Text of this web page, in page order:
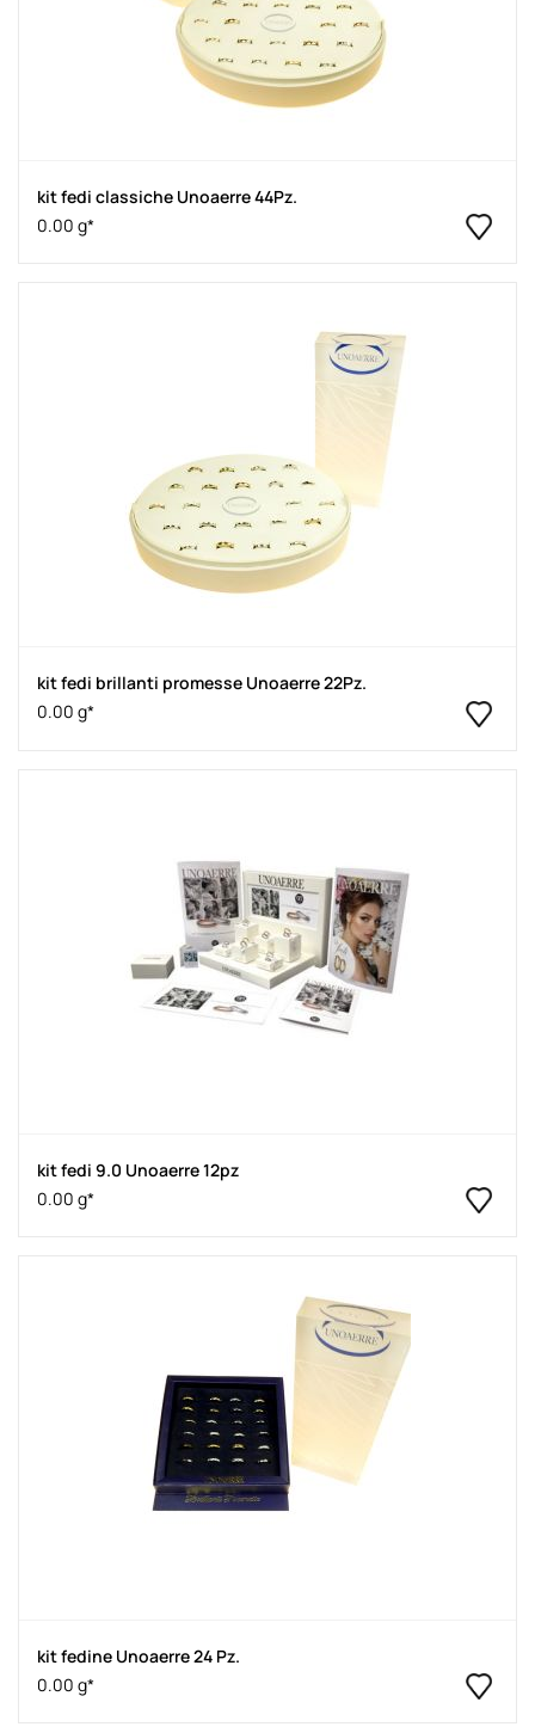
kit fedi classiche Unoaerre 44Pz.
0.00 g*
kit fedi brillanti promesse Unoaerre 22Pz.
0.00 g*
kit fedi 9.0 Unoaerre 12pz
0.00 g*
kit fedine Unoaerre 24 Pz.
0.00 g*